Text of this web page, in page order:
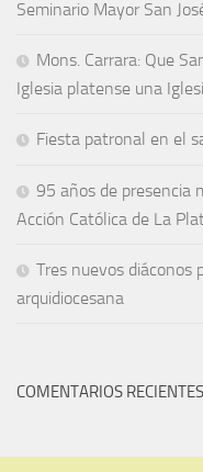
Seminario Mayor San
Mons. Carrara: Que
Iglesia platense una
Fiesta patronal en el
95 años de presencia
Acción Católica de La
Tres nuevos diáconos
arquidiocesana
COMENTARIOS RECIENTES